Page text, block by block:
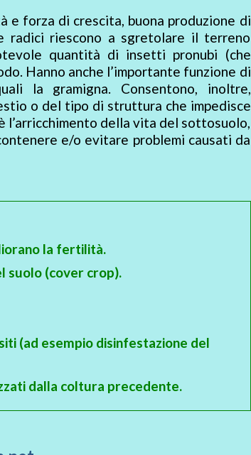
e forza di crescita, buona produzione di
radici riescono a sgretolare il terreno
quantità di insetti pronubi (che
Hanno anche l’importante funzione di
la gramigna. Consentono, inoltre,
o del tipo di struttura che impedisce
l’arricchimento della vita del sottosuolo,
e/o evitare problemi causati da
la fertilità.
suolo (cover crop).
(ad esempio disinfestazione del
dalla coltura precedente.